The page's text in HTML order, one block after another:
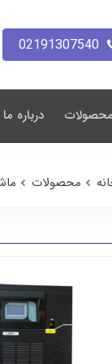
02191307540
محصولات درباره ما
محصولات